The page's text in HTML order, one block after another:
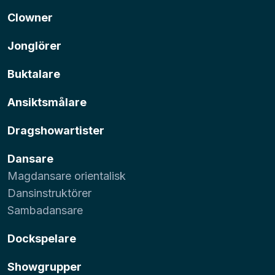
Clowner
Jonglörer
Buktalare
Ansiktsmålare
Dragshowartister
Dansare
Magdansare orientalisk
Dansinstruktörer
Sambadansare
Dockspelare
Showgrupper